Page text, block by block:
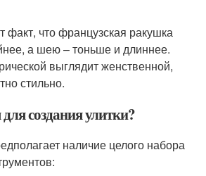
факт, что французская ракушка
а шею – тоньше и длиннее.
выглядит женственной,
стильно.
создания улитки?
наличие целого набора